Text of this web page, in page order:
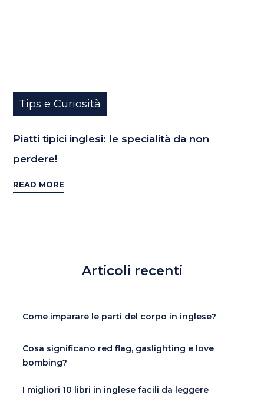
Tips e Curiosità
Piatti tipici inglesi: le specialità da non
perdere!
READ MORE
Articoli recenti
Come imparare le parti del corpo in inglese?
Cosa significano red flag, gaslighting e love
bombing?
I migliori 10 libri in inglese facili da leggere